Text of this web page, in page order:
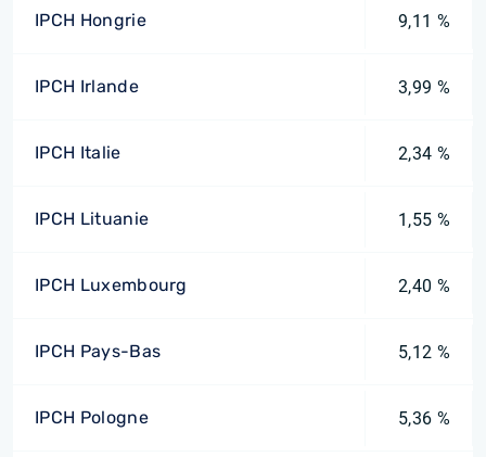
IPCH Hongrie 9,11 %
IPCH Irlande 3,99 %
IPCH Italie 2,34 %
IPCH Lituanie 1,55 %
IPCH Luxembourg 2,40 %
IPCH Pays-Bas 5,12 %
IPCH Pologne 5,36 %